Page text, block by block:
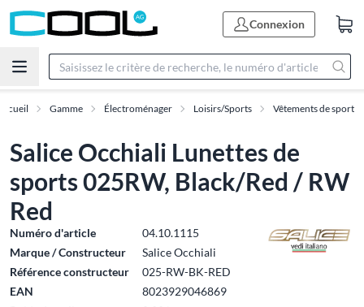
Connexion
Gamme Électroménager Loisirs/Sports Vêtements de sport
Salice Occhiali Lunettes de
sports 025RW, Black/Red / RW
Red
Numéro d'article
04.10.1115
Marque / Constructeur
Salice Occhiali
Référence constructeur
025-RW-BK-RED
EAN
8023929046869